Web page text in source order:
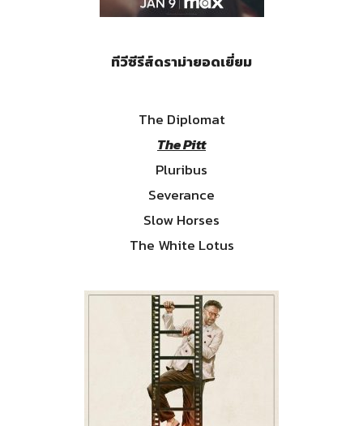
ทีวีซีรีส์ดราม่ายอดเยี่ยม
The Diplomat
The Pitt
Pluribus
Severance
Slow Horses
The White Lotus